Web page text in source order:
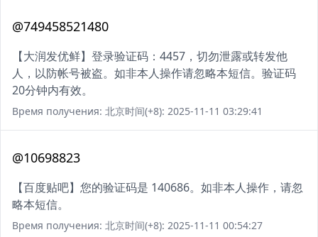
@749458521480
【大润发优鲜】登录验证码：4457，切勿泄露或转发他
人，以防帐号被盗。如非本人操作请忽略本短信。验证码
20分钟内有效。
Время получения: 北京时间(+8): 2025-11-11 03:29:41
@10698823
【百度贴吧】您的验证码是 140686。如非本人操作，请忽
略本短信。
Время получения: 北京时间(+8): 2025-11-11 00:54:27